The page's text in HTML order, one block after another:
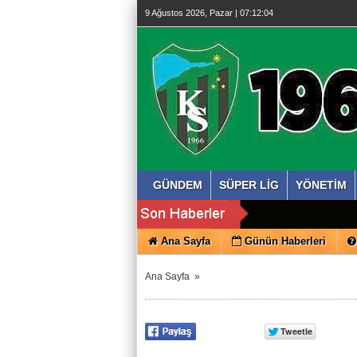
9 Ağustos 2026, Pazar | 07:12:05
GÜNDEM SÜPER LİG YÖNETİM
Ana Sayfa Günün Haberleri
Ana Sayfa »